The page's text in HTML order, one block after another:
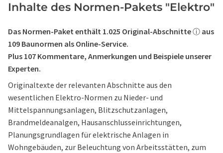
Inhalte des Normen-Pakets "Elektro"
Das Normen-Paket enthält 1.025 Original-Abschnitte ⓘ aus
109 Baunormen als Online-Service.
Plus 107 Kommentare, Anmerkungen und Beispiele unserer
Experten.
Originaltexte der relevanten Abschnitte aus den
wesentlichen Elektro-Normen zu Nieder- und
Mittelspannungsanlagen, Blitzschutzanlagen,
Brandmeldeanalgen, Hausanschlusseinrichtungen,
Planungsgrundlagen für elektrische Anlagen in
Wohngebäuden, zur Beleuchtung von Arbeitsstätten, zum